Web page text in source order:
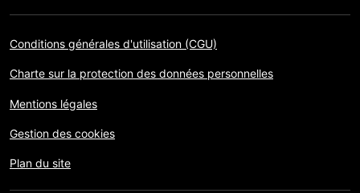
Conditions générales d'utilisation (CGU)
Charte sur la protection des données personnelles
Mentions légales
Gestion des cookies
Plan du site